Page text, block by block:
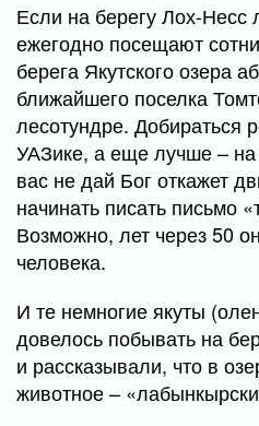
Если на берегу Лох-Несс
ежегодно посещают
берега Якутского озера
ближайшего поселка
лесотундре. Добираться
УАЗике, а еще лучше –
вас не дай Бог откажет
начинать писать письмо
Возможно, лет через 50
человека.
И те немногие якуты
довелось побывать на
и рассказывали, что в
животное –